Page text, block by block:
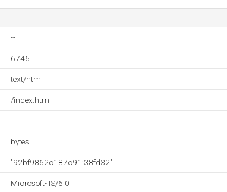
--
6746
text/html
/index.htm
--
bytes
"92bf9862c187c91:38fd32"
Microsoft-IIS/6.0